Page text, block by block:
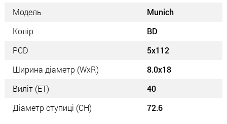
Модель
Munich
Колір
BD
PCD
5x112
Ширина діаметр (WxR)
8.0x18
Виліт (ET)
40
Діаметр ступиці (СН)
72.6